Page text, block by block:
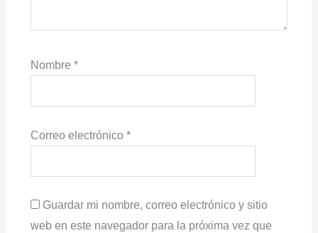
Nombre *
Correo electrónico *
Guardar mi nombre, correo electrónico y sitio
web en este navegador para la próxima vez que